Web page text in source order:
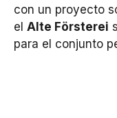
con un proyecto
el Alte Försterei
para el conjunto